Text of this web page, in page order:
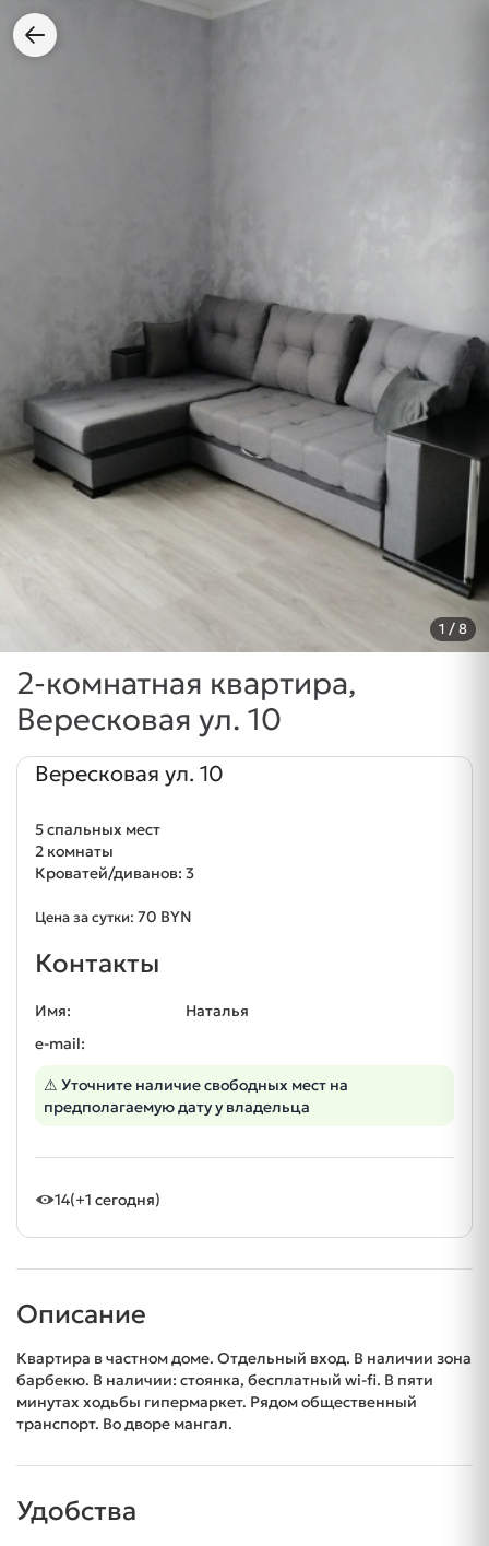
1 / 8
2-комнатная квартира,
Вересковая ул. 10
Вересковая ул. 10
5 спальных мест
2 комнаты
Кроватей/диванов: 3
Цена за сутки: 70 BYN
Контакты
Имя:
Наталья
e-mail:
⚠ Уточните наличие свободных мест на
предполагаемую дату у владельца
14(+1 сегодня)
Описание
Квартира в частном доме. Отдельный вход. В наличии зона
барбекю. В наличии: стоянка, бесплатный wi-fi. В пяти
минутах ходьбы гипермаркет. Рядом общественный
транспорт. Во дворе мангал.
Удобства